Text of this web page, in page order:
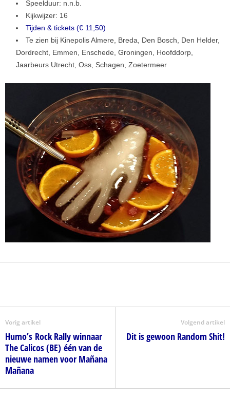
Speelduur: n.n.b.
Kijkwijzer: 16
Tijden & tickets (€ 11,50)
Te zien bij Kinepolis Almere, Breda, Den Bosch, Den Helder,
Dordrecht, Emmen, Enschede, Groningen, Hoofddorp,
Jaarbeurs Utrecht, Oss, Schagen, Zoetermeer
Vorig artikel
Humo’s Rock Rally winnaar
The Calicos (BE) één van de
nieuwe namen voor Mañana
Mañana
Volgend artikel
Dit is gewoon Random Shit!